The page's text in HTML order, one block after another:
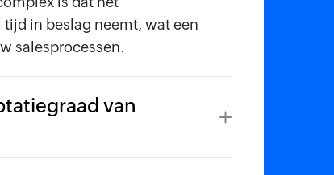
in beslag neemt, wat een
salesprocessen.
van